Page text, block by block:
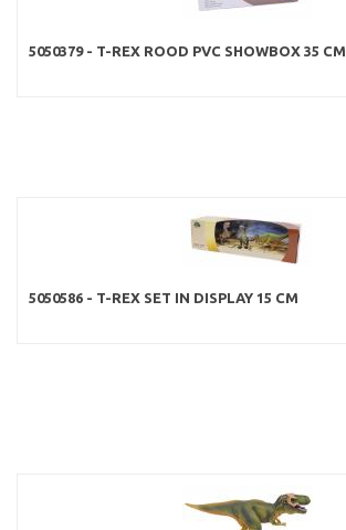
5050379 - T-REX ROOD PVC SHOWBOX 35 CM
5050586 - T-REX SET IN DISPLAY 15 CM